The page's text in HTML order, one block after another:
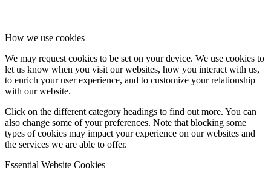
How we use cookies
We may request cookies to be set on your device. We use cookies to
let us know when you visit our websites, how you interact with us,
to enrich your user experience, and to customize your relationship
with our website.
Click on the different category headings to find out more. You can
also change some of your preferences. Note that blocking some
types of cookies may impact your experience on our websites and
the services we are able to offer.
Essential Website Cookies